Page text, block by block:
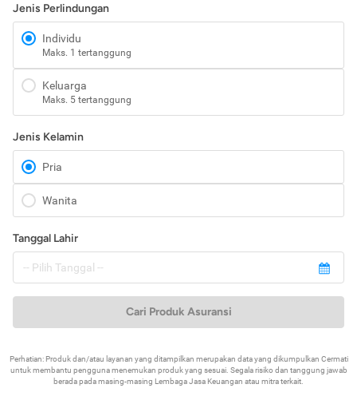
Jenis Perlindungan
Individu
Maks. 1 tertanggung
Keluarga
Maks. 5 tertanggung
Jenis Kelamin
Pria
Wanita
Tanggal Lahir
Cari Produk Asuransi
Perhatian: Produk dan/atau layanan yang ditampilkan merupakan data yang dikumpulkan Cermati
untuk membantu pengguna menemukan produk yang sesuai. Segala risiko dan tanggung jawab
berada pada masing-masing Lembaga Jasa Keuangan atau mitra terkait.